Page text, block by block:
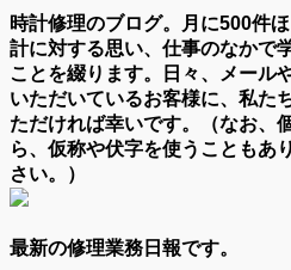
時計修理のブログ。月に500件
計に対する思い、仕事のなかで
ことを綴ります。日々、メール
いただいているお客様に、私た
ただければ幸いです。（なお、
ら、仮称や伏字を使うこともあ
さい。）
最新の修理業務日報です。